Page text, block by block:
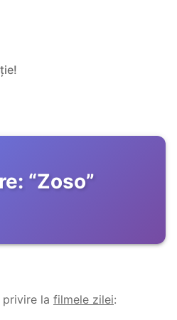
“Zoso”
la filmele zilei: